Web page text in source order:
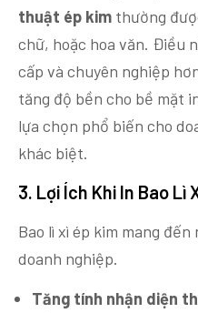
thuật ép kim thường
chữ, hoặc hoa văn. Điều
cấp và chuyên nghiệp
tăng độ bền cho bề mặt
lựa chọn phổ biến cho
khác biệt.
3. Lợi Ích Khi In Bao Lì
Bao lì xì ép kim mang
doanh nghiệp.
Tăng tính nhận diện